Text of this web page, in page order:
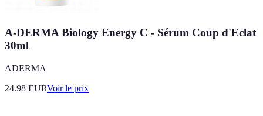
A-DERMA Biology Energy C - Sérum Coup d'Eclat
30ml
ADERMA
24.98 EURVoir le prix